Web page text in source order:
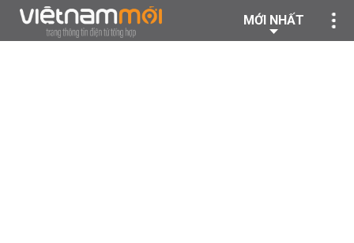
MỚI NHẤT